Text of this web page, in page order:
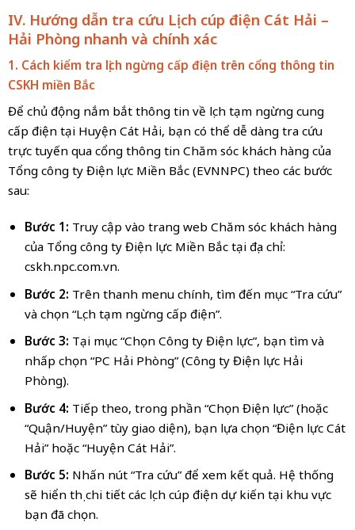
IV. Hướng dẫn tra cứu Lịch cúp điện Cát Hải –
Hải Phòng nhanh và chính xác
1. Cách kiểm tra lịch ngừng cấp điện trên cổng thông tin
CSKH miền Bắc
Để chủ động nắm bắt thông tin về lịch tạm ngừng cung
cấp điện tại Huyện Cát Hải, bạn có thể dễ dàng tra cứu
trực tuyến qua cổng thông tin Chăm sóc khách hàng của
Tổng công ty Điện lực Miền Bắc (EVNNPC) theo các bước
sau:
Bước 1: Truy cập vào trang web Chăm sóc khách hàng
của Tổng công ty Điện lực Miền Bắc tại địa chỉ:
cskh.npc.com.vn.
Bước 2: Trên thanh menu chính, tìm đến mục “Tra cứu”
và chọn “Lịch tạm ngừng cấp điện”.
Bước 3: Tại mục “Chọn Công ty Điện lực”, bạn tìm và
nhấp chọn “PC Hải Phòng” (Công ty Điện lực Hải
Phòng).
Bước 4: Tiếp theo, trong phần “Chọn Điện lực” (hoặc
“Quận/Huyện” tùy giao diện), bạn lựa chọn “Điện lực Cát
Hải” hoặc “Huyện Cát Hải”.
Bước 5: Nhấn nút “Tra cứu” để xem kết quả. Hệ thống
sẽ hiển thị chi tiết các lịch cúp điện dự kiến tại khu vực
bạn đã chọn.